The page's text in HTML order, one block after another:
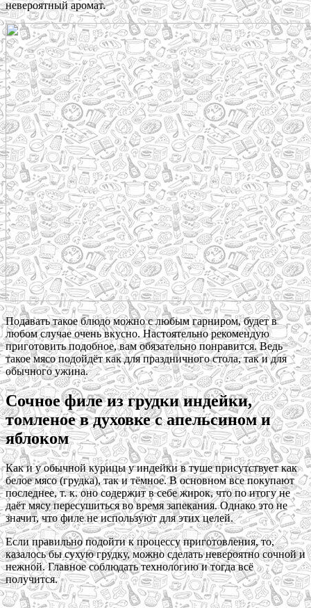
невероятный аромат.
Подавать такое блюдо можно с любым гарниром, будет в
любом случае очень вкусно. Настоятельно рекомендую
приготовить подобное, вам обязательно понравится. Ведь
такое мясо подойдёт как для праздничного стола, так и для
обычного ужина.
Сочное филе из грудки индейки,
томленое в духовке с апельсином и
яблоком
Как и у обычной курицы у индейки в туше присутствует как
белое мясо (грудка), так и тёмное. В основном все покупают
последнее, т. к. оно содержит в себе жирок, что по итогу не
даёт мясу пересушиться во время запекания. Однако это не
значит, что филе не используют для этих целей.
Если правильно подойти к процессу приготовления, то,
казалось бы сухую грудку, можно сделать невероятно сочной и
нежной. Главное соблюдать технологию и тогда всё
получится.